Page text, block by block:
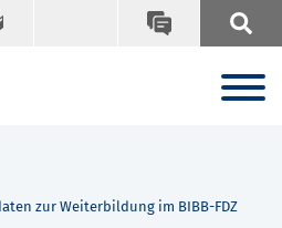
zur Weiterbildung im BIBB-FDZ